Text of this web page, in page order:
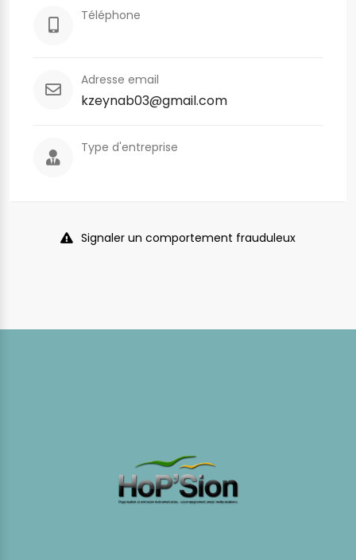
Téléphone
Adresse email
kzeynab03@gmail.com
Type d'entreprise
Signaler un comportement frauduleux